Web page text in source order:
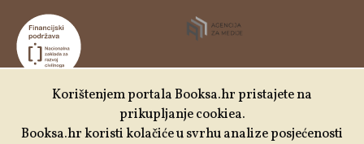
Udruga Kulturtreger je korisnik institucionalne podrške
Korištenjem portala Booksa.hr pristajete na
prikupljanje cookiea.
Booksa.hr koristi kolačiće u svrhu analize posjećenosti